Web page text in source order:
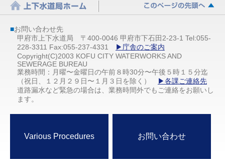
■お問い合わせ先
甲府市上下水道局 〒400-0046 甲府市下石田2-23-1 Tel:055-
228-3311 Fax:055-237-4331
▶庁舎のご案内
Copyright(C)2003 KOFU CITY WATERWORKS AND
SEWERAGE BUREAU
業務時間：月曜〜金曜日の午前８時30分〜午後５時１５分迄
（祝日、１２月２９日〜１月３日を除く）
▶各課ご連絡先
道路漏水など緊急の場合は、業務時間外でもご連絡をお願いし
ます。
Various Procedures お問い合わせ